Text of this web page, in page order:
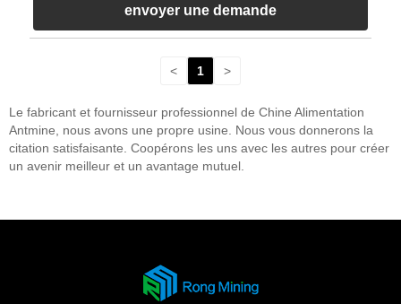
envoyer une demande
< 1 >
Le fabricant et fournisseur professionnel de Chine Alimentation
Antmine, nous avons une propre usine. Nous vous donnerons la
citation satisfaisante. Coopérons les uns avec les autres pour créer
un avenir meilleur et un avantage mutuel.